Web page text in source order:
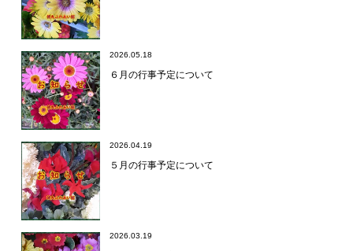
2026.05.18
６月の行事予定について
2026.04.19
５月の行事予定について
2026.03.19